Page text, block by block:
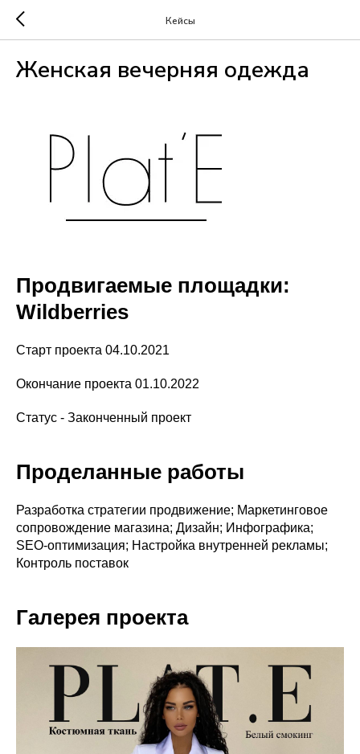
Кейсы
Женская вечерняя одежда
Продвигаемые площадки:
Wildberries
Старт проекта 04.10.2021
Окончание проекта 01.10.2022
Статус - Законченный проект
Проделанные работы
Разработка стратегии продвижение; Маркетинговое
сопровождение магазина; Дизайн; Инфографика;
SEO-оптимизация; Настройка внутренней рекламы;
Контроль поставок
Галерея проекта